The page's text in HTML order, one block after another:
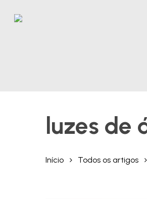
luzes de
Início Todos os artigos